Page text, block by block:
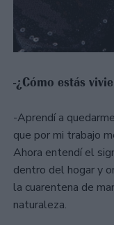
-¿Cómo estás
-Aprendí a
que por mi trabajo
Ahora entendí el
dentro del hogar y
la cuarentena de
naturaleza.